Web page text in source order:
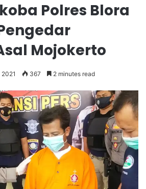
Polres Blora
Mojokerto
367 2 minutes read